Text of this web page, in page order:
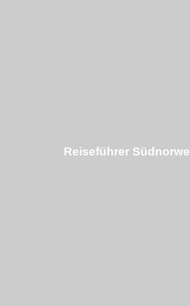
Reiseführer